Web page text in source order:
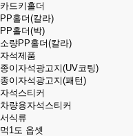
카드키홀더
PP홀더(칼라)
PP홀더(박)
소량PP홀더(칼라)
자석제품
종이자석광고지(UV코팅)
종이자석광고지(패턴)
자석스티커
차량용자석스티커
서식류
먹1도 옵셋